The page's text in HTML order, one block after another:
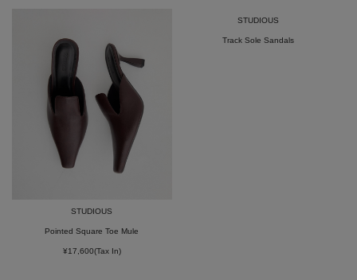
STUDIOUS
Pointed Square Toe Mule
¥17,600(Tax In)
STUDIOUS
Track Sole Sandals